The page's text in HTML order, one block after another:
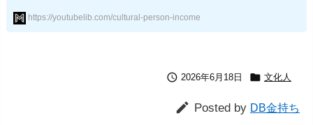
https://youtubelib.com/cultural-person-income
 2026年6月18日  文化人
 Posted by DB金持ち